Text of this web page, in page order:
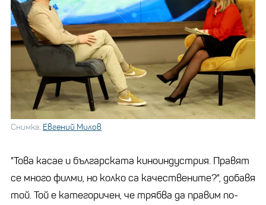
Снимка: Евгений Милов
"Това касае и българската киноиндустрия. Правят
се много филми, но колко са качествените?", добавя
той. Той е категоричен, че трябва да правим по-